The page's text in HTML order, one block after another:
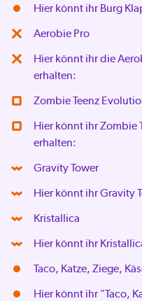
Hier könnt ihr Burg
Aerobie Pro
Hier könnt ihr die
erhalten:
Zombie Teenz
Hier könnt ihr Zombie
erhalten:
Gravity Tower
Hier könnt ihr Gravity
Kristallica
Hier könnt ihr
Taco, Katze, Ziege,
Hier könnt ihr "Taco,